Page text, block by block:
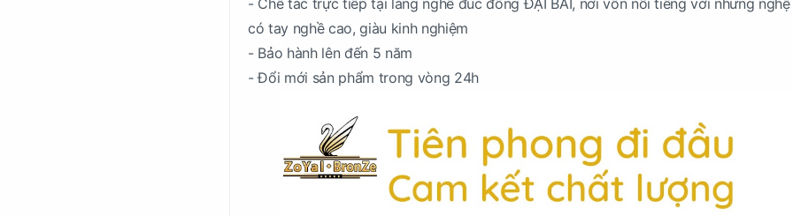
- Chế tác trực tiếp tại làng nghề đúc đồng ĐẠI BÁI, nơi vốn nổi tiếng với nhưng nghệ
có tay nghề cao, giàu kinh nghiệm
- Bảo hành lên đến 5 năm
- Đổi mới sản phẩm trong vòng 24h